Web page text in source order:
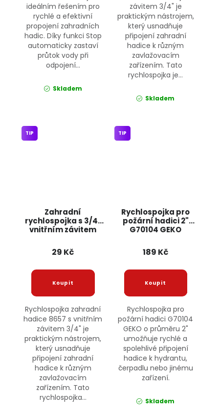
ideálním řešením pro
rychlé a efektivní
propojení zahradních
hadic. Díky funkci Stop
automaticky zastaví
průtok vody při
odpojení...
Skladem
závitem 3/4" je
praktickým nástrojem,
který usnadňuje
připojení zahradní
hadice k různým
zavlažovacím
zařízením. Tato
rychlospojka je...
Skladem
Zahradní
rychlospojka s 3/4"
vnitřním závitem
TIP
29 Kč
Rychlospojka zahradní
hadice 8657 s vnitřním
závitem 3/4" je
praktickým nástrojem,
který usnadňuje
připojení zahradní
hadice k různým
zavlažovacím
zařízením. Tato
rychlospojka...
Rychlospojka pro
požární hadici 2"
G70104 GEKO
TIP
189 Kč
Rychlospojka pro
požární hadici G70104
GEKO o průměru 2"
umožňuje rychlé a
spolehlivé připojení
hadice k hydrantu,
čerpadlu nebo jinému
zařízení.
Skladem